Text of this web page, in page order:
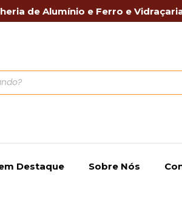
de Alumínio e Ferro e
Destaque Sobre Nós